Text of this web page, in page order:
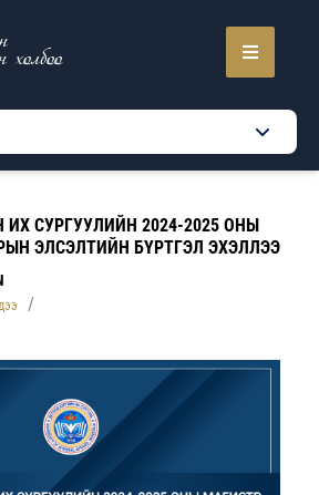
холбоо
СУРГУУЛИЙН 2024-2025 ОНЫ
ЭЛСЭЛТИЙН БҮРТГЭЛ ЭХЭЛЛЭЭ